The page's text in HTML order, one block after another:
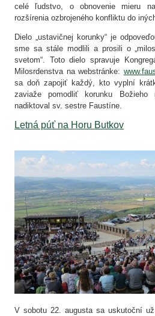
celé ľudstvo, o obnovenie mieru
rozšírenia ozbrojeného konfliktu do
Dielo „ustavičnej korunky“ je
sme sa stále modlili a prosili o
svetom“. Toto dielo spravuje
Milosrdenstva na webstránke:
sa doň zapojiť každý, kto vyplní
zaviaže pomodliť korunku Božieho
nadiktoval sv. sestre Faustíne.
Letná púť na Horu Butkov
V sobotu 22. augusta sa uskutoční